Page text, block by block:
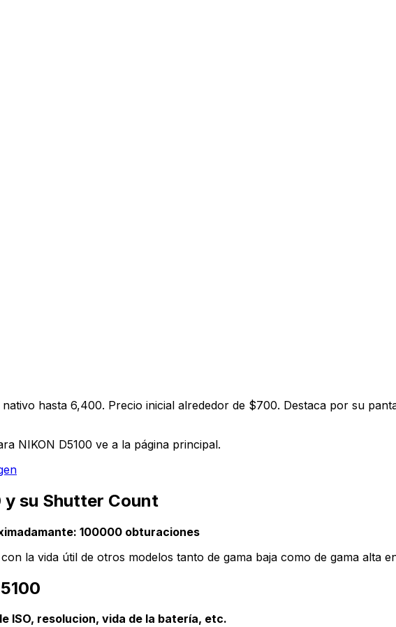
hasta 6,400. Precio inicial alrededor de $700. Destaca por su
NIKON D5100 ve a la página principal.
y su Shutter Count
100000 obturaciones
la vida útil de otros modelos tanto de gama baja como de gama alta
ISO, resolucion, vida de la batería, etc.